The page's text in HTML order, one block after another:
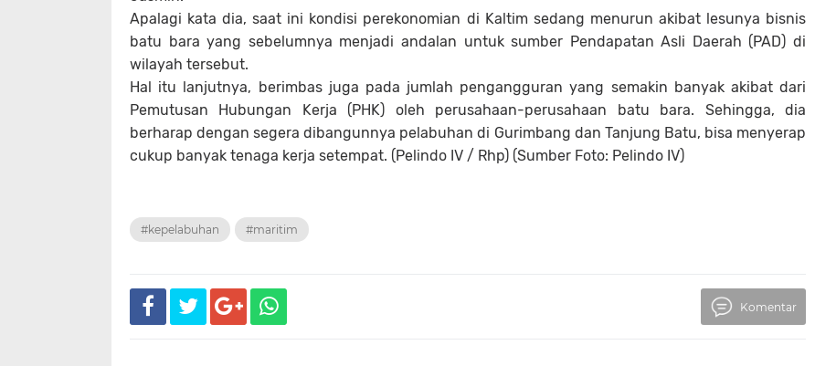
Apalagi kata dia, saat ini kondisi perekonomian di Kaltim sedang menurun akibat lesunya bisnis
batu bara yang sebelumnya menjadi andalan untuk sumber Pendapatan Asli Daerah (PAD) di
wilayah tersebut.
Hal itu lanjutnya, berimbas juga pada jumlah pengangguran yang semakin banyak akibat dari
Pemutusan Hubungan Kerja (PHK) oleh perusahaan-perusahaan batu bara. Sehingga, dia
berharap dengan segera dibangunnya pelabuhan di Gurimbang dan Tanjung Batu, bisa menyerap
cukup banyak tenaga kerja setempat. (Pelindo IV / Rhp) (Sumber Foto: Pelindo IV)
#kepelabuhan #maritim
Komentar